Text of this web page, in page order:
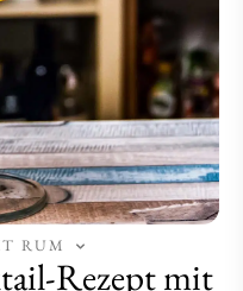
RUM
Rezept mit